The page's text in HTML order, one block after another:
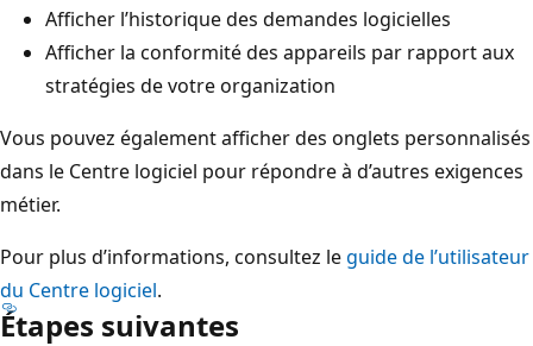
Afficher l’historique des demandes logicielles
Afficher la conformité des appareils par rapport aux
stratégies de votre organization
Vous pouvez également afficher des onglets personnalisés
dans le Centre logiciel pour répondre à d’autres exigences
métier.
Pour plus d’informations, consultez leguide de l’utilisateur
du Centre logiciel.
Étapes suivantes